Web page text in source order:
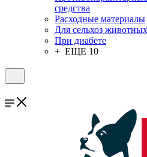
средства
Расходные материалы
Для сельхоз животных
При диабете
+ ЕЩЕ 10